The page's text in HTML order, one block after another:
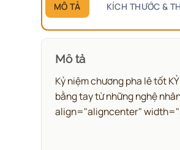
MÔ TẢ KÍCH THƯỚC &
Mô tả
Kỷ niệm chương pha lê tốt
bằng tay từ những nghệ
align="aligncenter"